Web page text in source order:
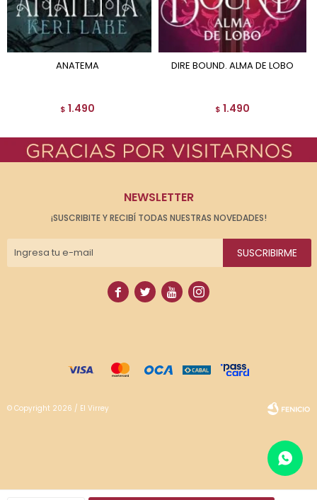
ANATEMA
$ 1.490
DIRE BOUND. ALMA DE LOBO
$ 1.490
NEWSLETTER
¡SUSCRIBITE Y RECIBÍ TODAS NUESTRAS NOVEDADES!
SUSCRIBIRME
   
© Copyright 2026 / El Virrey